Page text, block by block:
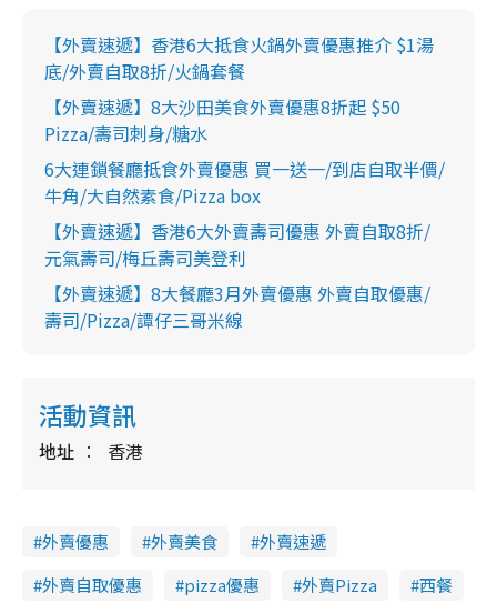
【外賣速遞】香港6大抵食火鍋外賣優惠推介 $1湯
底/外賣自取8折/火鍋套餐
【外賣速遞】8大沙田美食外賣優惠8折起 $50
Pizza/壽司刺身/糖水
6大連鎖餐廳抵食外賣優惠 買一送一/到店自取半價/
牛角/大自然素食/Pizza box
【外賣速遞】香港6大外賣壽司優惠 外賣自取8折/
元氣壽司/梅丘壽司美登利
【外賣速遞】8大餐廳3月外賣優惠 外賣自取優惠/
壽司/Pizza/譚仔三哥米線
活動資訊
地址 香港
外賣優惠 外賣美食
外賣速遞
外賣自取優惠
pizza優惠 外賣Pizza
西餐